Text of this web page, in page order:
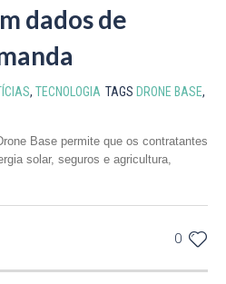
dados de
, TECNOLOGIA TAGS DRONE BASE,
Base permite que os contratantes
solar, seguros e agricultura,
0